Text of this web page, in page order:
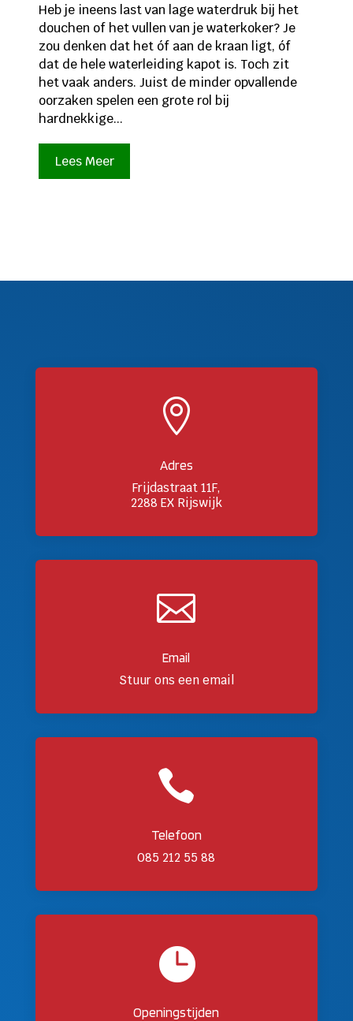
Heb je ineens last van lage waterdruk bij het
douchen of het vullen van je waterkoker? Je
zou denken dat het óf aan de kraan ligt, óf
dat de hele waterleiding kapot is. Toch zit
het vaak anders. Juist de minder opvallende
oorzaken spelen een grote rol bij
hardnekkige...
Lees Meer

Adres
Frijdastraat 11F,
2288 EX Rijswijk

Email
Stuur ons een email

Telefoon
085 212 55 88

Openingstijden